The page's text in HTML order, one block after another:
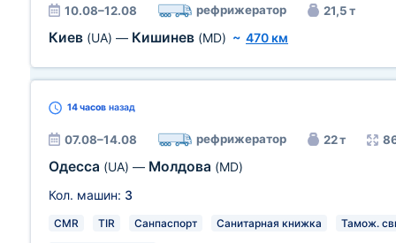
10.08–12.08 рефрижератор 21,5 т
Киев (UA) — Кишинев (MD) ~ 470 км
14 часов назад
07.08–14.08 рефрижератор 22 т
Одесса (UA) — Молдова (MD)
Кол. машин: 3
CMR TIR Санпаспорт Санитарная книжка Тамож.